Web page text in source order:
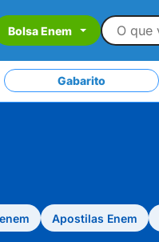
Bolsa Enem
Gabarito
Apostilas Enem